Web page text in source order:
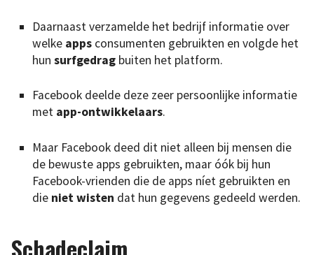
Daarnaast verzamelde het bedrijf informatie over
welke apps consumenten gebruikten en volgde het
hun surfgedrag buiten het platform.
Facebook deelde deze zeer persoonlijke informatie
met app-ontwikkelaars.
Maar Facebook deed dit niet alleen bij mensen die
de bewuste apps gebruikten, maar óók bij hun
Facebook-vrienden die de apps níet gebruikten en
die niet wisten dat hun gegevens gedeeld werden.
Schadeclaim